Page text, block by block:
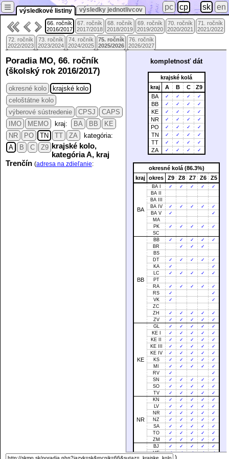
výsledkové listiny výsledky jednotlivcov
≡ pc cp sk en
66. ročník
2016/2017
67. ročník
2017/2018
68. ročník
2018/2019
69. ročník
2019/2020
70. ročník
2020/2021
71. ročník
2021/2022
72. ročník
2022/2023
73. ročník
2023/2024
74. ročník
2024/2025
75. ročník
2025/2026
76. ročník
2026/2027
kompletnosť dát
krajské kolá
kraj
A B C
Z9
BA
✓ ✓ ✓ ✓
BB ✓ ✓ ✓ ✓
KE ✓ ✓ ✓ ✓
NR ✓ ✓ ✓ ✓
PO ✓ ✓ ✓ ✓
TN ✓ ✓ ✓ ✓
TT ✓ ✓ ✓ ✓
ZA ✓ ✓ ✓ ✓
okresné kolá (86.3%)
kraj okres Z9 Z8 Z7 Z6 Z5
BA
BA I ✓ ✓ ✓ ✓
✓
BA II
BA III
BA IV
✓ ✓ ✓ ✓
✓
BA V
✓
✓
MA
PK
✓ ✓ ✓ ✓
✓
SC
BB
BB ✓ ✓ ✓ ✓
✓
BR
✓ ✓
✓
BS
DT
✓ ✓ ✓ ✓
✓
KA
✓
✓
LC
✓ ✓ ✓ ✓
✓
PT
RA
✓ ✓ ✓ ✓
✓
RS
✓
✓
VK
✓
✓
ZC
ZH
✓ ✓ ✓ ✓
✓
ZV
✓ ✓ ✓ ✓ ✓
KE
GL ✓ ✓ ✓ ✓
✓
KE I
✓ ✓ ✓ ✓
✓
KE II
✓ ✓ ✓ ✓
✓
KE III
✓ ✓ ✓ ✓
✓
KE IV
✓ ✓ ✓ ✓
✓
KS
✓ ✓ ✓ ✓
✓
MI
✓ ✓ ✓ ✓
✓
RV
✓
✓
SN
✓ ✓ ✓ ✓
✓
SO
✓ ✓ ✓ ✓
✓
TV
✓ ✓ ✓ ✓ ✓
NR
KN ✓ ✓ ✓ ✓
✓
LV
✓ ✓ ✓ ✓
✓
NR
✓ ✓ ✓ ✓
✓
NZ
✓ ✓ ✓ ✓
✓
SA
✓ ✓ ✓ ✓
✓
TO
✓ ✓ ✓ ✓
✓
ZM
✓ ✓ ✓ ✓
✓
BJ
✓ ✓ ✓ ✓
✓
HE
✓ ✓ ✓ ✓
✓
Poradia MO, 66. ročník
(školský rok 2016/2017)
okresné kolo
krajské kolo
celoštátne kolo
výberové sústredenie
CPSJ
CAPS
IMO
MEMO kraj: BA BB
KE
NR
PO TN TT ZA
kategória:
A
B C Z9 krajské kolo,
kategória A, kraj
Trenčín (adresa na zdieľanie: